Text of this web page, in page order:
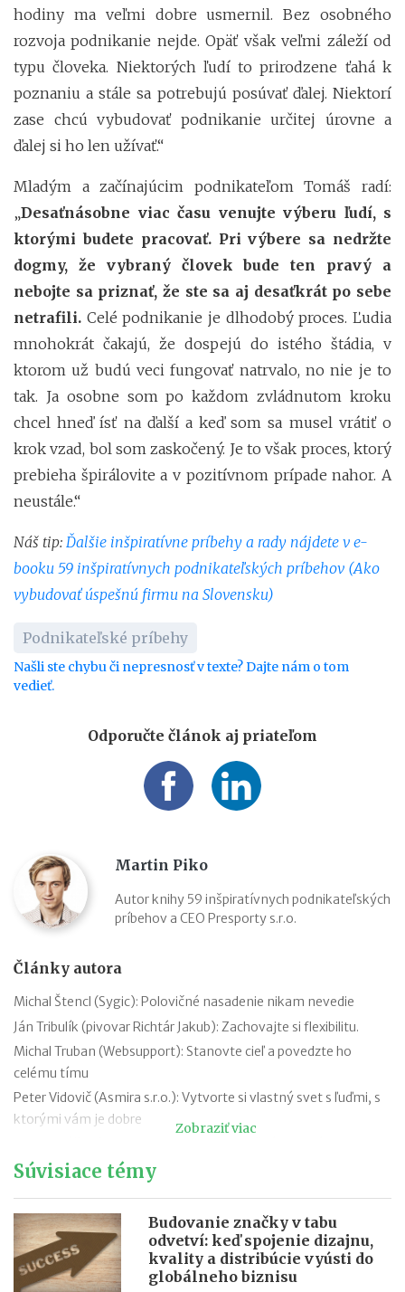
hodiny ma veľmi dobre usmernil. Bez osobného
rozvoja podnikanie nejde. Opäť však veľmi záleží od
typu človeka. Niektorých ľudí to prirodzene ťahá k
poznaniu a stále sa potrebujú posúvať ďalej. Niektorí
zase chcú vybudovať podnikanie určitej úrovne a
ďalej si ho len užívať.“
Mladým a začínajúcim podnikateľom Tomáš radí:
„Desaťnásobne viac času venujte výberu ľudí, s
ktorými budete pracovať. Pri výbere sa nedržte
dogmy, že vybraný človek bude ten pravý a
nebojte sa priznať, že ste sa aj desaťkrát po sebe
netrafili. Celé podnikanie je dlhodobý proces. Ľudia
mnohokrát čakajú, že dospejú do istého štádia, v
ktorom už budú veci fungovať natrvalo, no nie je to
tak. Ja osobne som po každom zvládnutom kroku
chcel hneď ísť na ďalší a keď som sa musel vrátiť o
krok vzad, bol som zaskočený. Je to však proces, ktorý
prebieha špirálovite a v pozitívnom prípade nahor. A
neustále.“
Náš tip: Ďalšie inšpiratívne príbehy a rady nájdete v e-
booku 59 inšpiratívnych podnikateľských príbehov (Ako
vybudovať úspešnú firmu na Slovensku)
Podnikateľské príbehy
Našli ste chybu či nepresnosť v texte? Dajte nám o tom
vedieť.
Odporučte článok aj priateľom
Martin Piko
Autor knihy 59 inšpiratívnych podnikateľských
príbehov a CEO Presporty s.r.o.
Články autora
Michal Štencl (Sygic): Polovičné nasadenie nikam nevedie
Ján Tribulík (pivovar Richtár Jakub): Zachovajte si flexibilitu.
Michal Truban (Websupport): Stanovte cieľ a povedzte ho
celému tímu
Peter Vidovič (Asmira s.r.o.): Vytvorte si vlastný svet s ľuďmi, s
ktorými vám je dobre
Peter Pukalovič (BE COOL, s.r.o.): Tešte sa z čiastkových
Peter Stanko (VÍNO MRVA & STANKO, a.s.): Lenivosť nie je
choroba, je to vlastnosť.
Katarína Remiaš (1st CLASS AGENCY, s.r.o.): Alfa a omega
úspechu sú radosť z práce, kreativita a dobré vzťahy
Zobraziť viac
Súvisiace témy
Budovanie značky v tabu
odvetví: keď spojenie dizajnu,
kvality a distribúcie vyústi do
globálneho biznisu